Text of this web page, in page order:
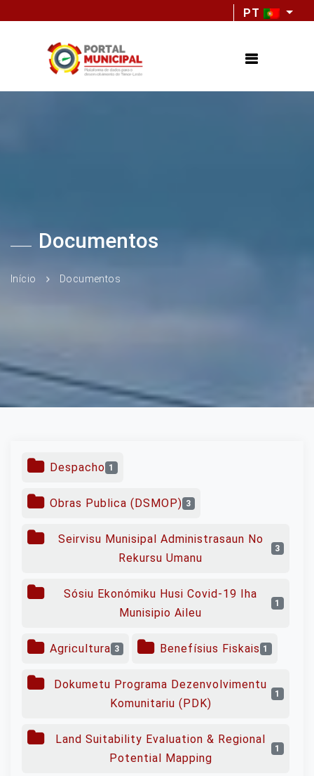
PT
Documentos
Início Documentos
Despacho 1
Obras Publica (DSMOP) 3
Seirvisu Munisipal Administrasaun No
Rekursu Umanu
3
Sósiu Ekonómiku Husi Covid-19 Iha
Munisipio Aileu
1
Agricultura 3 Benefísius Fiskais 1
Dokumetu Programa Dezenvolvimentu
Komunitariu (PDK)
1
Land Suitability Evaluation & Regional
Potential Mapping
1